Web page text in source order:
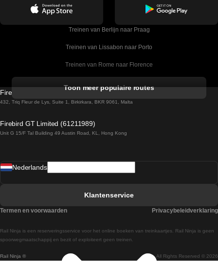
Treinen van Berlijn naar Praag
Treinen van Lissabon naar Porto
Treinen van Rome naar Florence
Treinen van Sevilla naar Barcelona
Treinen van Praag naar Wenen
Treinen van Wenen naar Salzburg
Treinen van Wenen naar Praag
Toon meer populaire routes
Firebird GT Limited (OC 1451)
432, Triq Fleur de Lys, Suite 1, Birkirkara, BKR 9061, Malta
Firebird GT Limited (61211989)
Unit G 15/F Tal Building 49 Austin Road, KL, Hong Kong
Rail Ninja ® All Rights Reserved © 2026
Rail Ninja is een reserveringsservice voor het online boeken van treinkaartjes. Rail Ninja is geen
spoorwegmaatschappij en bezit of exploiteert geen treinen.
Nederlands
Klantenservice
Termen en voorwaarden Privacybeleidverklaring